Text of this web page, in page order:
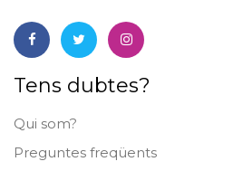
Tens dubtes?
Qui som?
Preguntes freqüents